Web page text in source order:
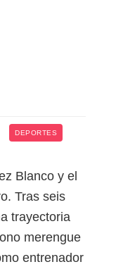
DEPORTES
Blanco y el
Tras seis
trayectoria
merengue
entrenador